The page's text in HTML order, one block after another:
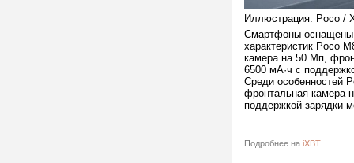
Иллюстрация: Poco /
Смартфоны оснащены
характеристик Poco
камера на 50 Мп,
6500 мА·ч с
Среди особенностей
фронтальная камера
поддержкой зарядки
Подробнее на iXBT